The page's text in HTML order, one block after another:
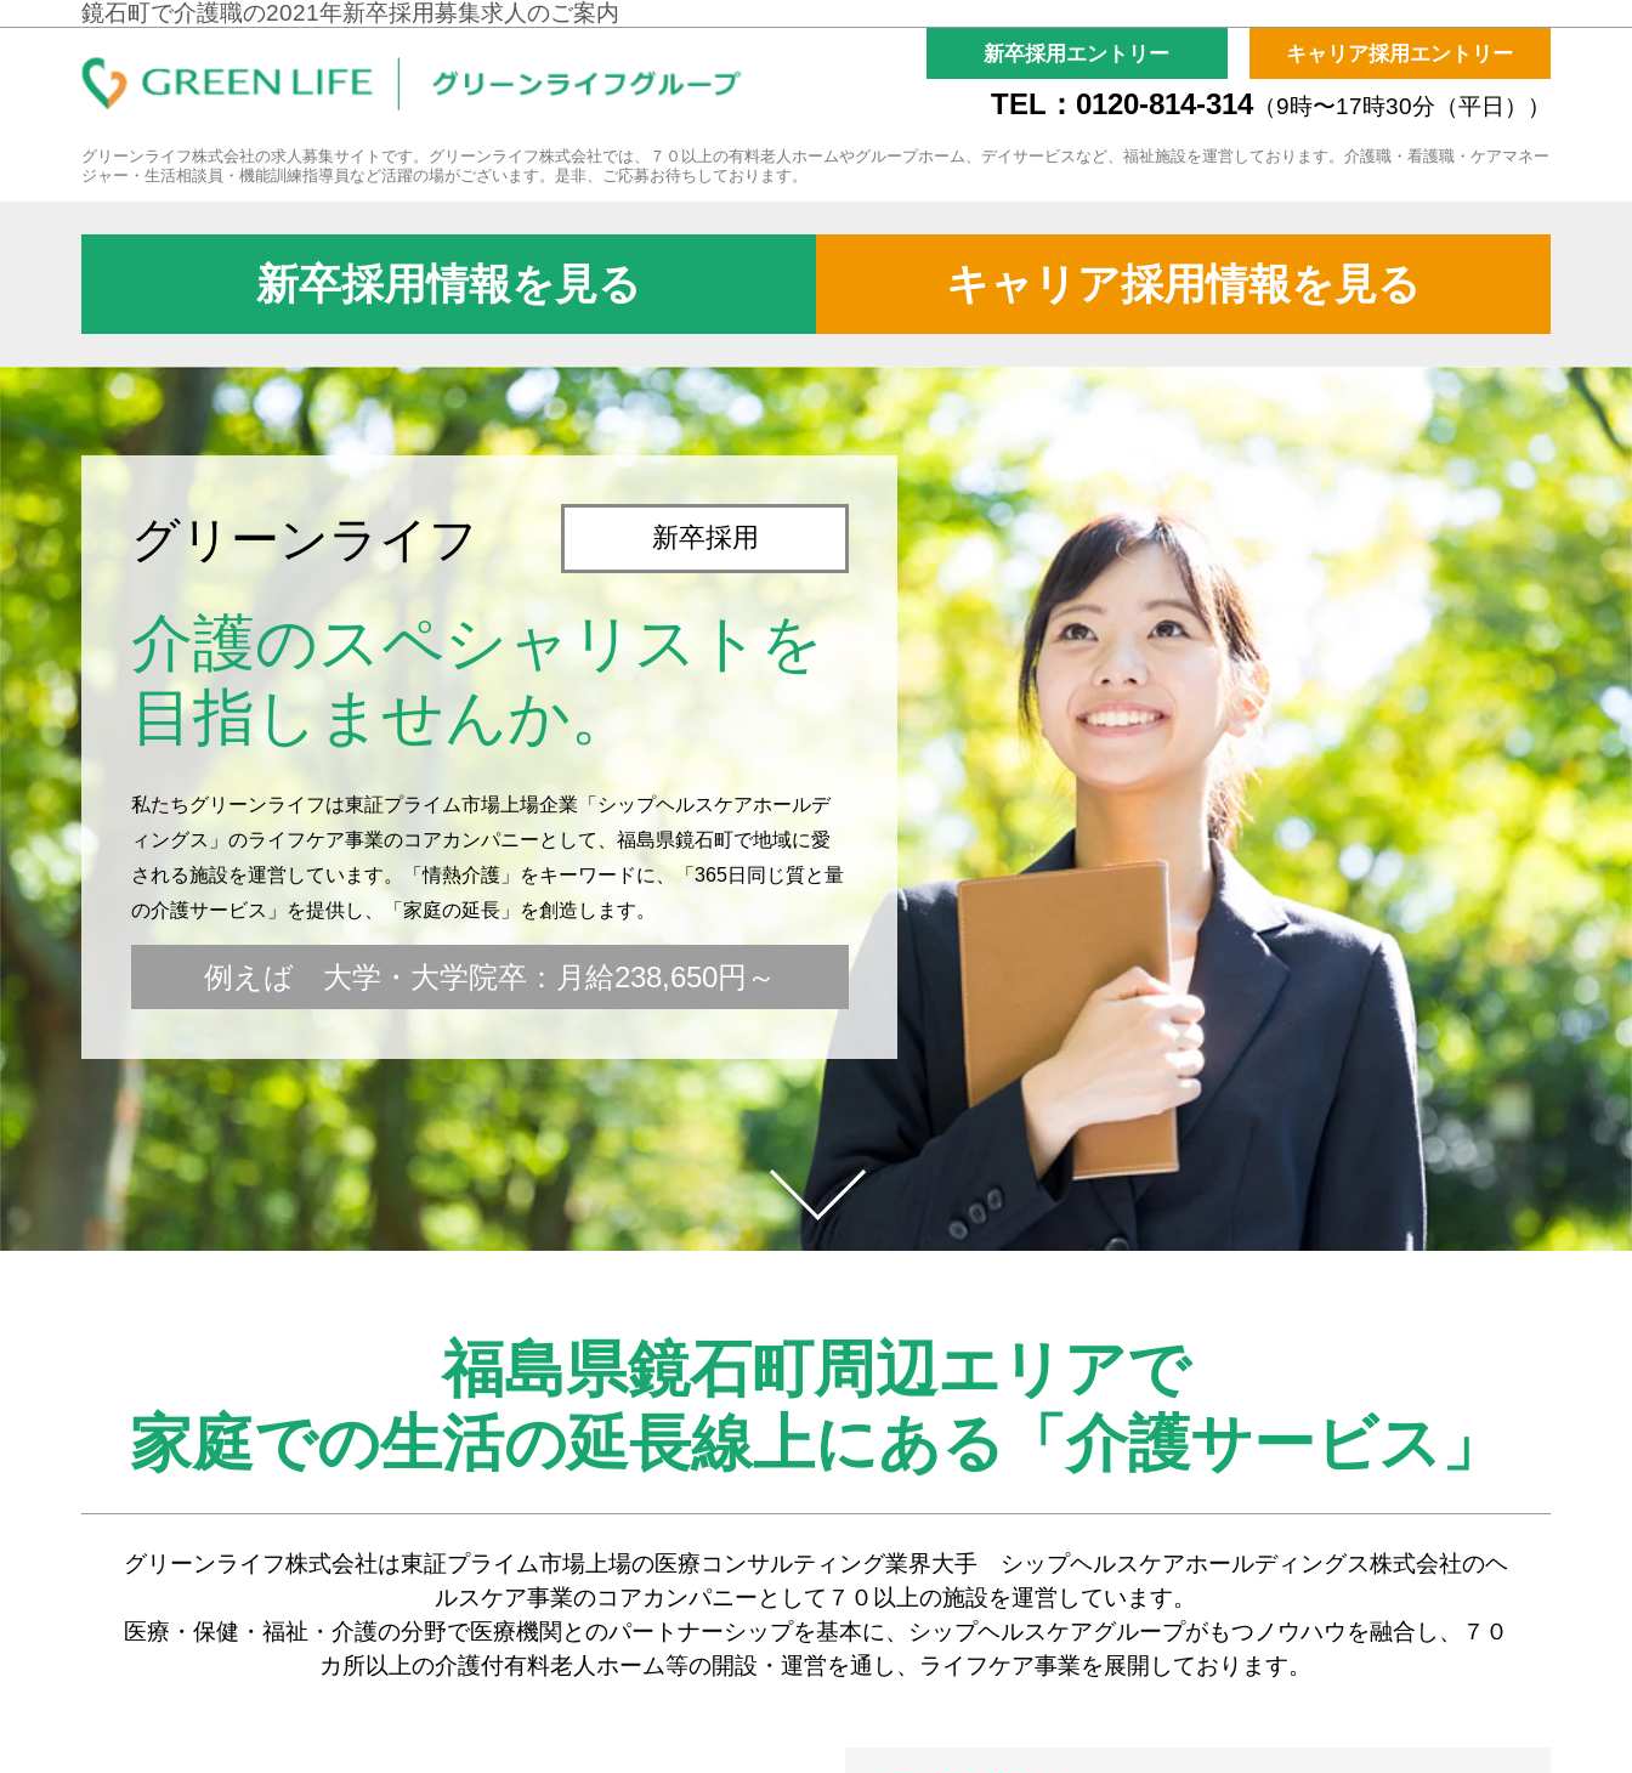
鏡石町で介護職の2021年新卒採用募集求人のご案内
新卒採用エントリー キャリア採用エントリー
TEL：0120-814-314（9時〜17時30分（平日））
グリーンライフ株式会社の求人募集サイトです。グリーンライフ株式会社では、７０以上の有料老人ホームやグループホーム、デイサービスなど、福祉施設を運営しております。介護職・看護職・ケアマネー
ジャー・生活相談員・機能訓練指導員など活躍の場がございます。是非、ご応募お待ちしております。
新卒採用情報を見る キャリア採用情報を見る
グリーンライフ 新卒採用
介護のスペシャリストを
目指しませんか。
私たちグリーンライフは東証プライム市場上場企業「シップヘルスケアホールデ
ィングス」のライフケア事業のコアカンパニーとして、福島県鏡石町で地域に愛
される施設を運営しています。「情熱介護」をキーワードに、「365日同じ質と量
の介護サービス」を提供し、「家庭の延長」を創造します。
例えば 大学・大学院卒：月給238,650円～
福島県鏡石町周辺エリアで
家庭での生活の延長線上にある 「介護サービス」
グリーンライフ株式会社は東証プライム市場上場の医療コンサルティング業界大手 シップヘルスケアホールディングス株式会社のヘ
ルスケア事業のコアカンパニーとして７０以上の施設を運営しています。
医療・保健・福祉・介護の分野で医療機関とのパートナーシップを基本に、シップヘルスケアグループがもつノウハウを融合し、７０
カ所以上の介護付有料老人ホーム等の開設・運営を通し、ライフケア事業を展開しております。